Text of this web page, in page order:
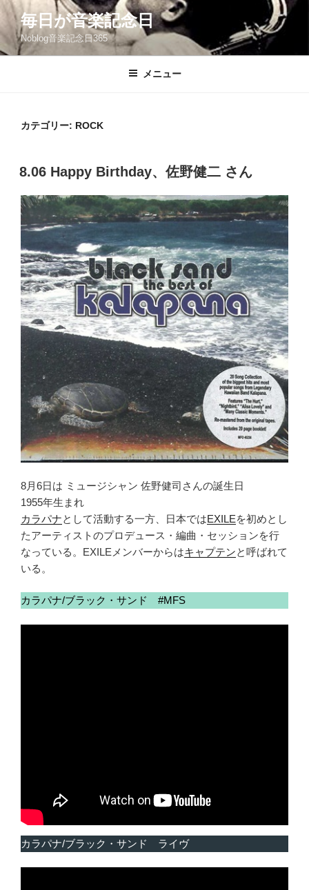
コ
テ
ン
毎日が音楽記念日
Noblog音楽記念日365
メニュー
カテゴリー: ROCK
投
稿
8.06 Happy Birthday、佐野健二 さん
8月6日は ミュージシャン 佐野健司さんの誕生日
1955年生まれ
カラパナとして活動する一方、日本ではEXILEを初めとし
たアーティストのプロデュース・編曲・セッションを行
なっている。EXILEメンバーからはキャプテンと呼ばれて
いる。
カラパナ/ブラック・サンド #MFS
カラパナ/ブラック・サンド ライヴ